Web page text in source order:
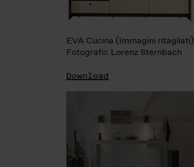
EVA Cucina (Immagini ritagliati)
Fotografo: Lorenz Sternbach
Download